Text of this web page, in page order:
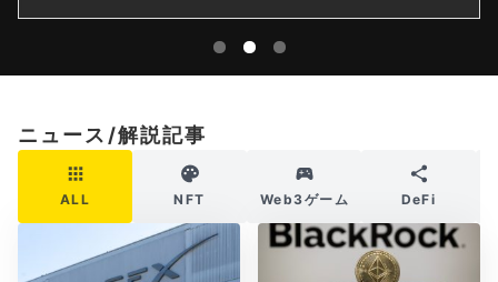
ニュース/解説記事
ALL NFT Web3ゲーム DeFi